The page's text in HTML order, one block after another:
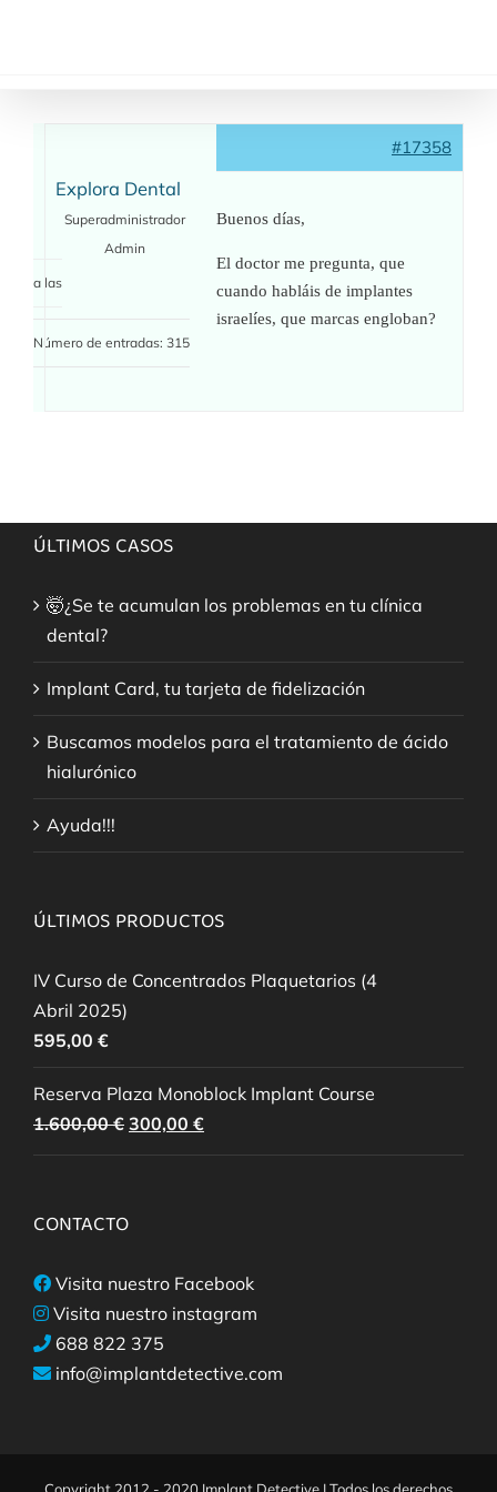
Explora Dental
Superadministrador
Admin
a las
Número de entradas: 315
#17358
Buenos días,
El doctor me pregunta, que
cuando habláis de implantes
israelíes, que marcas engloban?
ÚLTIMOS CASOS
🤯¿Se te acumulan los problemas en tu clínica
dental?
Implant Card, tu tarjeta de fidelización
Buscamos modelos para el tratamiento de ácido
hialurónico
Ayuda!!!
ÚLTIMOS PRODUCTOS
IV Curso de Concentrados Plaquetarios (4
Abril 2025)
595,00 €
Reserva Plaza Monoblock Implant Course
1.600,00€ El
precio
300,00 €
precio
CONTACTO
Visita nuestro Facebook
Visita nuestro instagram
688 822 375
info@implantdetective.com